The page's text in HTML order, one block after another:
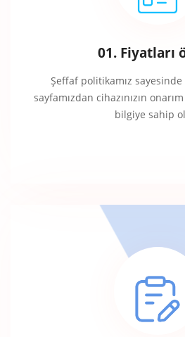
01. Fiyatları
Şeffaf politikamız sayesinde
sayfamızdan cihazınızın
bilgiye sahip